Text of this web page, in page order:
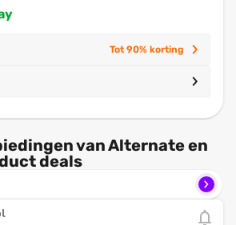
Tot 90% korting
van Alternate en
deals